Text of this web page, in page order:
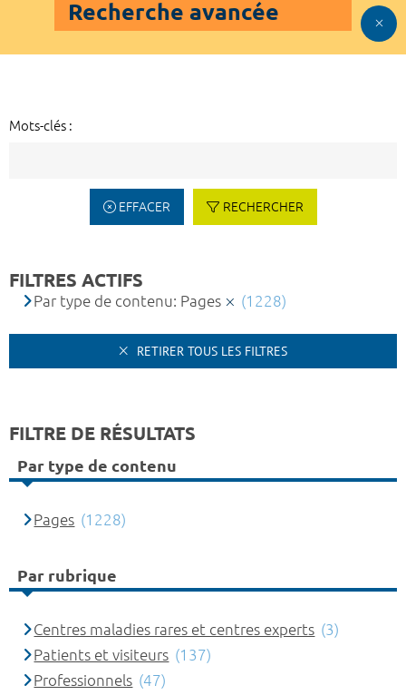
Recherche avancée
Mots-clés :
EFFACER RECHERCHER
FILTRES ACTIFS
Par type de contenu: Pages (1228)
RETIRER TOUS LES FILTRES
FILTRE DE RÉSULTATS
Par type de contenu
Pages (1228)
Par rubrique
Centres maladies rares et centres experts (3)
Patients et visiteurs (137)
Professionnels (47)